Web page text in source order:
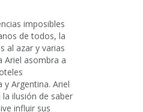
imposibles
de todos, la
al azar y varias
Ariel asombra a
Argentina. Ariel
ilusión de saber
influir sus